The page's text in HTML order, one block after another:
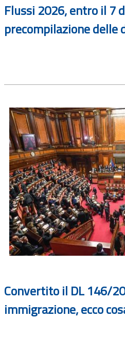
Flussi 2026, entro il 7
precompilazione delle
Convertito il DL 146/
immigrazione, ecco